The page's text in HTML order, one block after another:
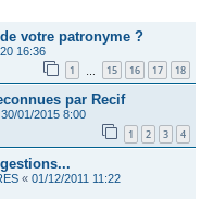
votre patronyme ?
16:36
1 15 16 17 18
par Recif
30/01/2015 8:00
1 2 3 4
« 01/12/2011 11:22